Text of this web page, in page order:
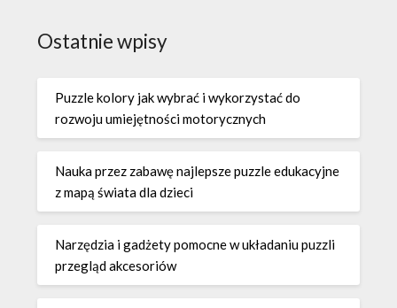
Ostatnie wpisy
Puzzle kolory jak wybrać i wykorzystać do
rozwoju umiejętności motorycznych
Nauka przez zabawę najlepsze puzzle edukacyjne
z mapą świata dla dzieci
Narzędzia i gadżety pomocne w układaniu puzzli
przegląd akcesoriów